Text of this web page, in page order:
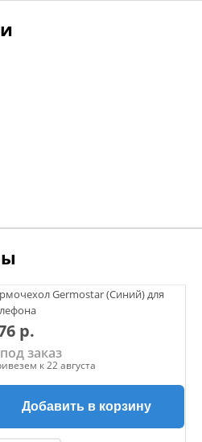
Germostar (Синий) для
р.
под заказ
к 22 августа
Добавить в корзину